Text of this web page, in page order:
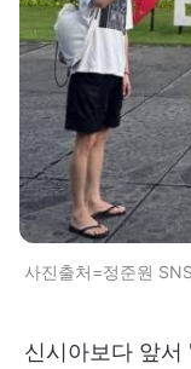
사진출처=정준원 SNS
신시아보다 앞서